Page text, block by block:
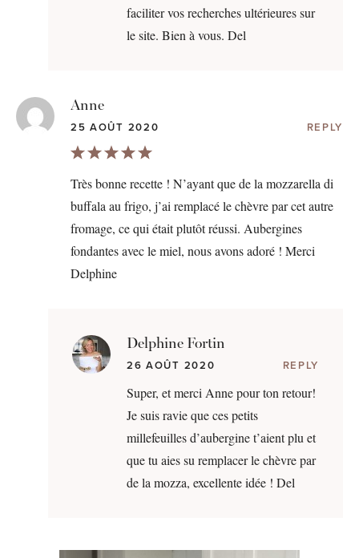
faciliter vos recherches ultérieures sur
le site. Bien à vous. Del
Anne
25 AOÛT 2020 REPLY
Très bonne recette ! N’ayant que de la mozzarella di
buffala au frigo, j’ai remplacé le chèvre par cet autre
fromage, ce qui était plutôt réussi. Aubergines
fondantes avec le miel, nous avons adoré ! Merci
Delphine
Delphine Fortin
26 AOÛT 2020 REPLY
Super, et merci Anne pour ton retour!
Je suis ravie que ces petits
millefeuilles d’aubergine t’aient plu et
que tu aies su remplacer le chèvre par
de la mozza, excellente idée ! Del